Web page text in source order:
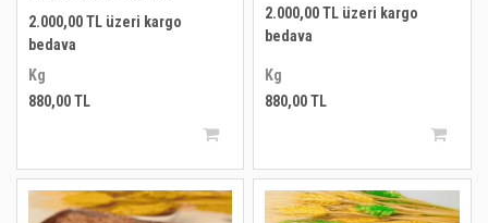
2.000,00 TL üzeri kargo
bedava
Kg
880,00 TL
2.000,00 TL üzeri kargo
bedava
Kg
880,00 TL